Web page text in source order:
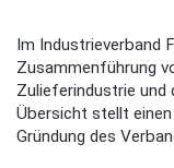
Im Industrieverband
Zusammenführung
Zulieferindustrie und
Übersicht stellt
Gründung des